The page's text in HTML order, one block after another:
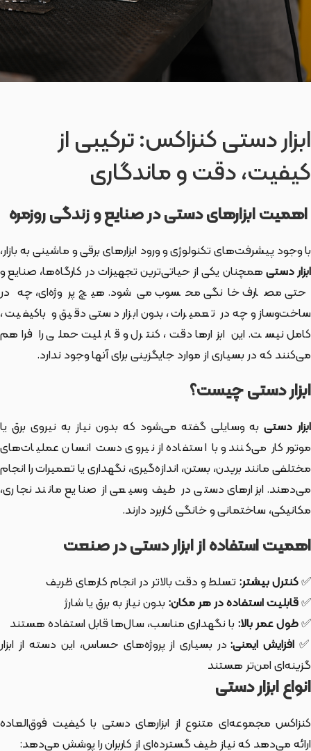
ابزار دستی کنزاکس: ترکیبی از
کیفیت، دقت و ماندگاری
اهمیت ابزارهای دستی در صنایع و زندگی روزمره
با وجود پیشرفت‌های تکنولوژی و ورود ابزارهای برقی و ماشینی به بازار،
ابزار دستیهمچنان یکی از حیاتی‌ترین تجهیزات در کارگاه‌ها، صنایع و
حتی مصارف خانگی محسوب می‌شود. هیچ پروژه‌ای، چه در
ساخت‌وساز و چه در تعمیرات، بدون ابزار دستی دقیق و باکیفیت،
کامل نیست. این ابزارها دقت، کنترل و قابلیت حملی را فراهم
می‌کنند که در بسیاری از موارد جایگزینی برای آنها وجود ندارد.
ابزار دستی چیست؟
ابزار دستیبه وسایلی گفته می‌شود که بدون نیاز به نیروی برق یا
موتور کار می‌کنند و با استفاده از نیروی دست انسان عملیات‌های
مختلفی مانند بریدن، بستن، اندازه‌گیری، نگهداری یا تعمیرات را انجام
می‌دهند. ابزارهای دستی در طیف وسیعی از صنایع مانند نجاری،
مکانیکی، ساختمانی و خانگی کاربرد دارند.
اهمیت استفاده از ابزار دستی در صنعت
✅کنترل بیشتر: تسلط و دقت بالاتر در انجام کارهای ظریف
✅قابلیت استفاده در هر مکان: بدون نیاز به برق یا شارژ
✅طول عمر بالا: با نگهداری مناسب، سال‌ها قابل استفاده هستند
✅ افزایش ایمنی: در بسیاری از پروژه‌های حساس، این دسته از ابزار
گزینه‌ای امن‌تر هستند
انواع ابزار دستی
کنزاکس مجموعه‌ای متنوع از ابزارهای دستی با کیفیت فوق‌العاده
ارائه می‌دهد که نیاز طیف گسترده‌ای از کاربران را پوشش می‌دهد: